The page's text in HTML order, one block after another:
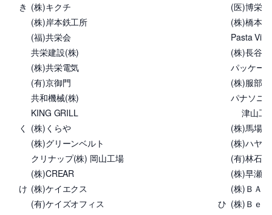
き (株)キクチ
(医)博栄
(株)岸本鉄工所
(株)橋本
(福)共栄会
Pasta Vita
共栄建設(株)
(株)長谷
(株)共栄電気
パッケー
(有)京御門
(株)服部
共和機械(株)
パナソニ
KING GRILL
津山工
く (株)くらや
(株)馬場
(株)グリーンベルト
(株)ハヤ
クリナップ(株) 岡山工場
(有)林
(株)CREAR
(株)早瀬
け (株)ケイエクス
(株)ＢＡＮ
(有)ケイズオフィス
ひ (株)Ｂｅ